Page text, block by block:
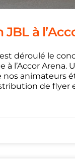
à
déroulé le
à l’Accor Arena.
nos animateurs
de flyer